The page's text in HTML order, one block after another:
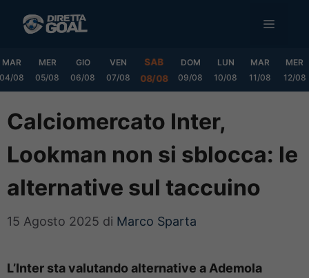
MENU
MAR
04/08
MER
05/08
GIO
06/08
VEN
07/08
SAB
08/08
DOM
09/08
LUN
10/08
MAR
11/08
MER
12/08
Calciomercato Inter,
Lookman non si sblocca: le
alternative sul taccuino
15 Agosto 2025 di Marco Sparta
L’Inter sta valutando alternative a Ademola